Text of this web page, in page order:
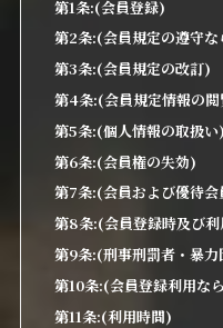
第1条:(会員登録)
第2条:(会員規定の遵守
第3条:(会員規定の改訂)
第4条:(会員規定情報の
第5条:(個人情報の取扱い)
第6条:(会員権の失効)
第7条:(会員および優待会
第8条:(会員登録時及び
第9条:(刑事刑罰者・暴
第10条:(会員登録利用な
第11条:(利用時間)